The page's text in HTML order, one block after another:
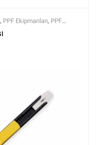
, PPF Ekipmanları, PPF